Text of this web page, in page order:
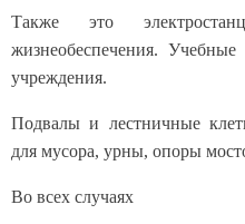
Также это
жизнеобеспечения.
учреждения.
Подвалы и лестничные
для мусора, урны, опоры
Во всех случаях